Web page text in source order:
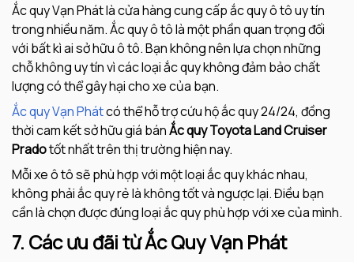
Ắc quy Vạn Phát là cửa hàng cung cấp ắc quy ô tô uy tín
trong nhiều năm. Ắc quy ô tô là một phần quan trọng đối
với bất kì ai sở hữu ô tô. Bạn không nên lựa chọn những
chỗ không uy tín vì các loại ắc quy không đảm bảo chất
lượng có thể gây hại cho xe của bạn.
Ắc quy Vạn Phátcó thể hỗ trợ cứu hộ ắc quy 24/24, đồng
thời cam kết sở hữu giá bánẮc quy ToyotaLand Cruiser
Pradotốt nhất trên thị trường hiện nay.
Mỗi xe ô tô sẽ phù hợp với một loại ắc quy khác nhau,
không phải ắc quy rẻ là không tốt và ngược lại. Điều bạn
cần là chọn được đúng loại ắc quy phù hợp với xe của mình.
7. Các ưu đãi từ Ắc Quy Vạn Phát